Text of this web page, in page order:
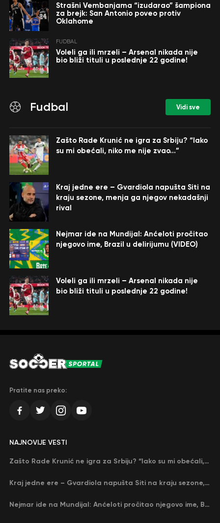
Strašni Vembanjama “izudarao” šampiona
za brejk: San Antonio poveo protiv
Oklahome
FUDBAL
Voleli ga ili mrzeli – Arsenal nikada nije
bio bliži tituli u poslednje 22 godine!
Fudbal Vidi sve
Zašto Rade Krunić ne igra za Srbiju? “Iako
su mi obećali, niko me nije zvao…”
Kraj jedne ere – Gvardiola napušta Siti na
kraju sezone, menja ga njegov nekadašnji
rival
Nejmar ide na Mundijal: Anćeloti pročitao
njegovo ime, Brazil u delirijumu (VIDEO)
Voleli ga ili mrzeli – Arsenal nikada nije
bio bliži tituli u poslednje 22 godine!
Pratite nas preko:
NAJNOVIJE VESTI
Zašto Rade Krunić ne igra za Srbiju? “Iako su mi obećali, niko me nije zvao…”
Kraj jedne ere – Gvardiola napušta Siti na kraju sezone, menja ga njegov nekadašnji rival
Nejmar ide na Mundijal: Anćeloti pročitao njegovo ime, Brazil u delirijumu (VIDEO)